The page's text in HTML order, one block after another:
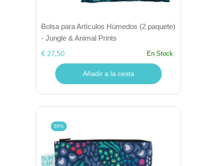
Bolsa para Artículos Húmedos (2 paquete)
- Jungle & Animal Prints
€ 27,50
En Stock
Añadir a la cesta
50%